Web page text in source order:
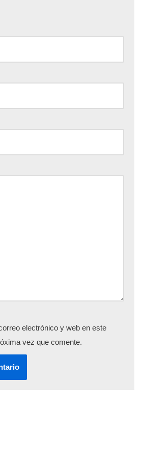
electrónico y web en este
vez que comente.